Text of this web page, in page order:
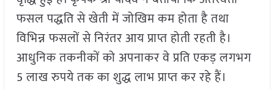
फसल पद्धति से खेती में जोखिम कम होता है तथा
विभिन्न फसलों से निरंतर आय प्राप्त होती रहती है।
आधुनिक तकनीकों को अपनाकर वे प्रति एकड़ लगभग
5 लाख रुपये तक का शुद्ध लाभ प्राप्त कर रहे हैं।